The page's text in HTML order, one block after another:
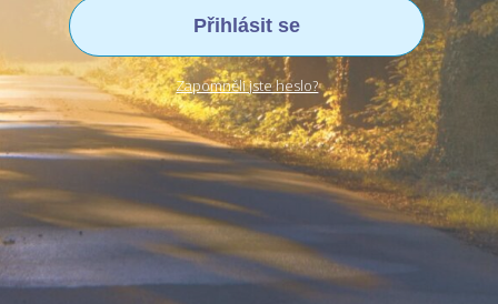
Přihlásit se
Zapomněli jste heslo?